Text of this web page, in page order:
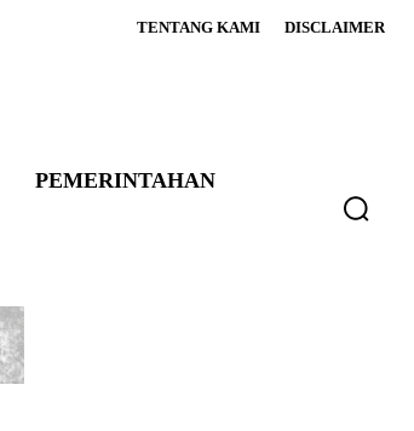
TENTANG KAMI DISCLAIMER
PEMERINTAHAN